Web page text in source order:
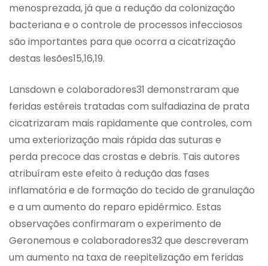
menosprezada, já que a redução da colonização
bacteriana e o controle de processos infecciosos
são importantes para que ocorra a cicatrização
destas lesões15,16,19.
Lansdown e colaboradores31 demonstraram que
feridas estéreis tratadas com sulfadiazina de prata
cicatrizaram mais rapidamente que controles, com
uma exteriorização mais rápida das suturas e
perda precoce das crostas e debris. Tais autores
atribuíram este efeito à redução das fases
inflamatória e de formação do tecido de granulação
e a um aumento do reparo epidérmico. Estas
observações confirmaram o experimento de
Geronemous e colaboradores32 que descreveram
um aumento na taxa de reepitelização em feridas